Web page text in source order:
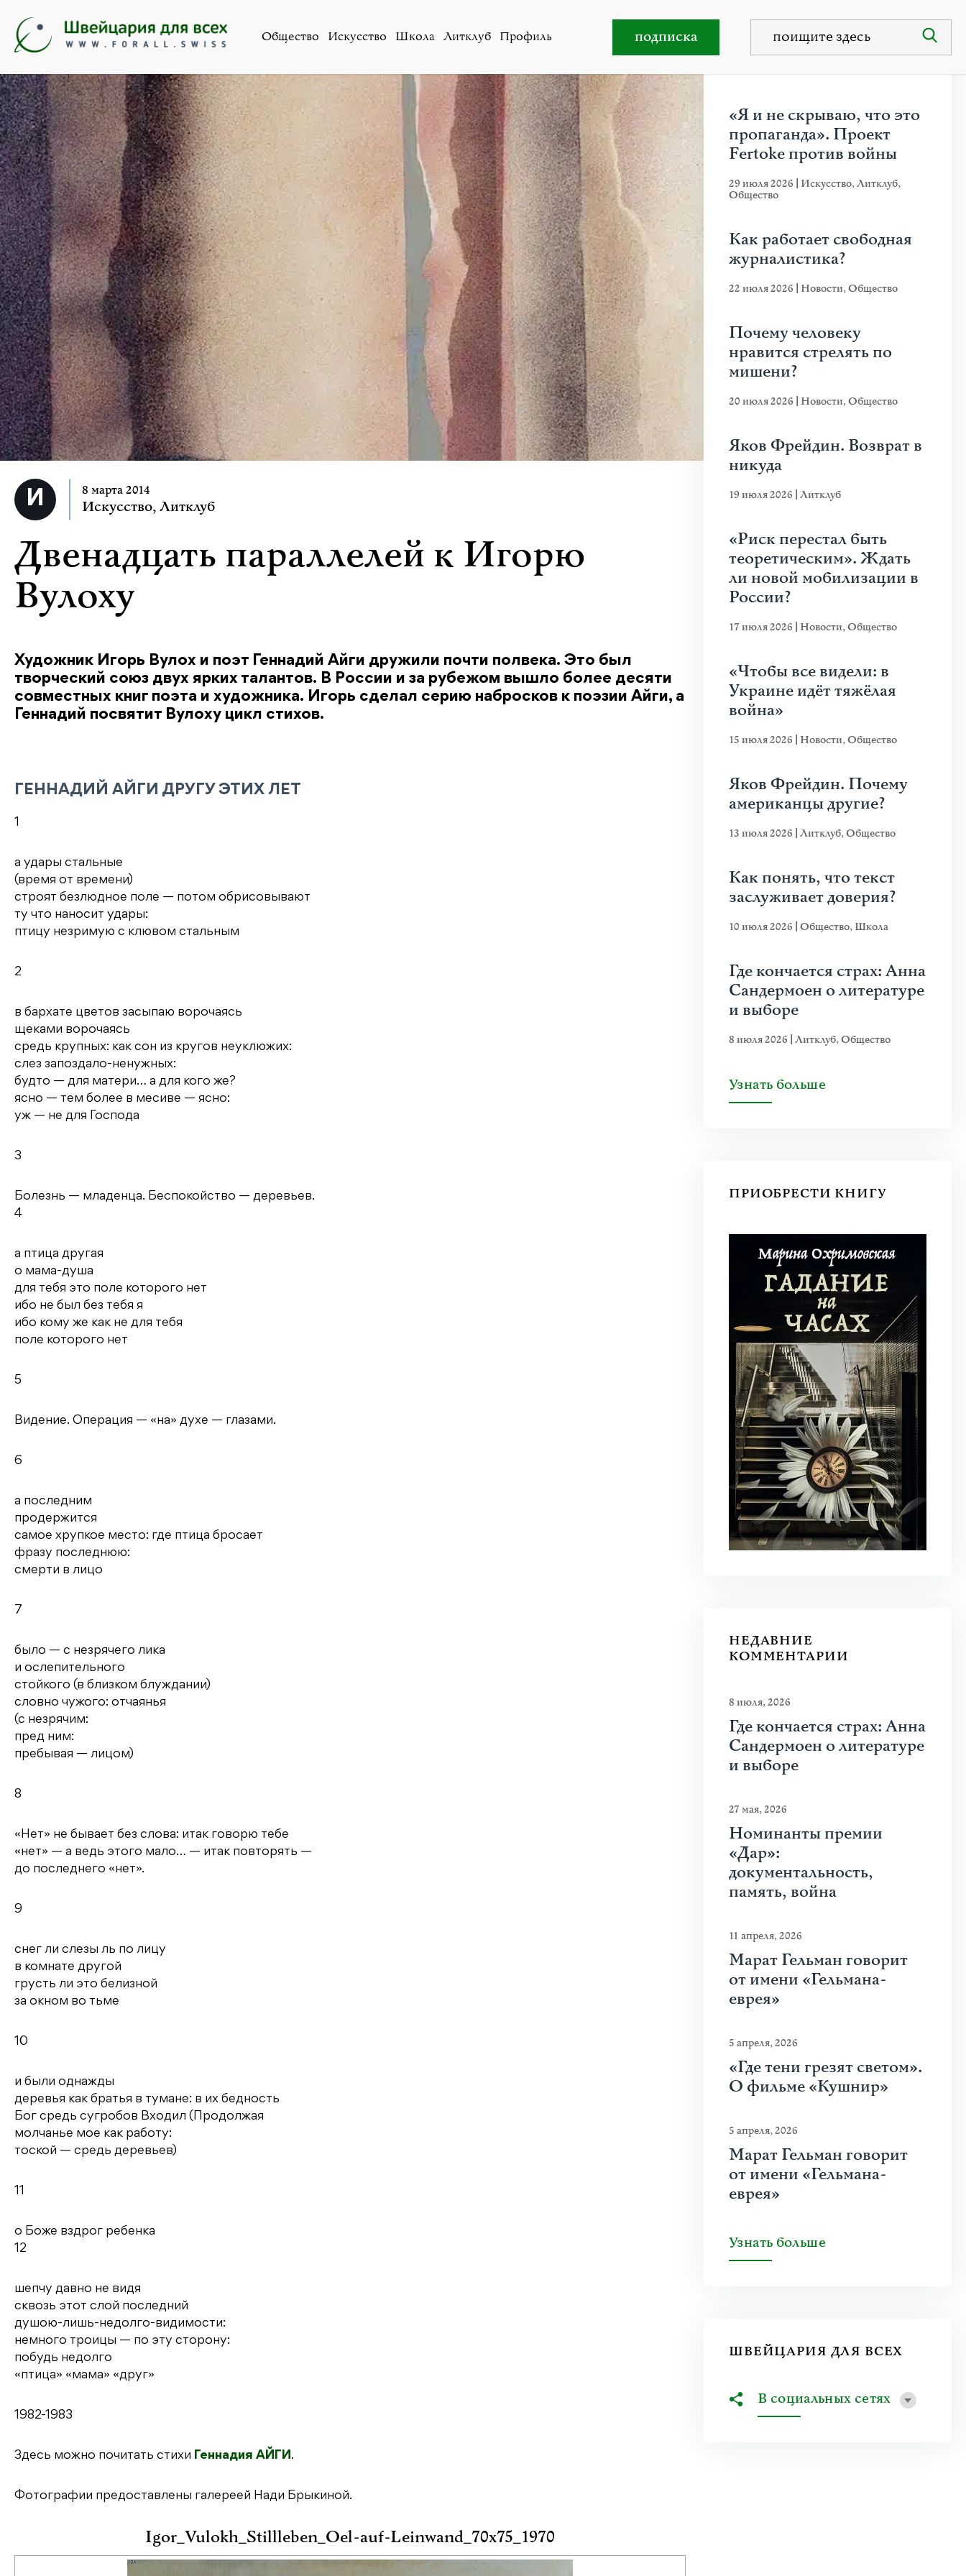
Общество Искусство Школа Литклуб Профиль подписка
Двенадцать параллелей к Игорю Вулоху
8 марта 2014
Искусство, Литклуб
Двенадцать параллелей к Игорю
Вулоху
Художник Игорь Вулох и поэт Геннадий Айги дружили почти полвека. Это был
творческий союз двух ярких талантов. В России и за рубежом вышло более десяти
совместных книг поэта и художника. Игорь сделал серию набросков к поэзии Айги, а
Геннадий посвятит Вулоху цикл стихов.
ГЕННАДИЙ АЙГИ ДРУГУ ЭТИХ ЛЕТ
а удары стальные
(время от времени)
строят безлюдное поле — потом обрисовывают
ту что наносит удары:
птицу незримую с клювом стальным
2
в бархате цветов засыпаю ворочаясь
щеками ворочаясь
средь крупных: как сон из кругов неуклюжих:
слез запоздало-ненужных:
будто — для матери… а для кого же?
ясно — тем более в месиве — ясно:
уж — не для Господа
3
Болезнь — младенца. Беспокойство — деревьев.
4
а птица другая
о мама-душа
для тебя это поле которого нет
ибо не был без тебя я
ибо кому же как не для тебя
поле которого нет
5
Видение. Операция — «на» духе — глазами.
6
а последним
продержится
самое хрупкое место: где птица бросает
фразу последнюю:
смерти в лицо
7
было — с незрячего лика
и ослепительного
стойкого (в близком блуждании)
словно чужого: отчаянья
(с незрячим:
пред ним:
пребывая — лицом)
8
«Нет» не бывает без слова: итак говорю тебе
«нет» — а ведь этого мало… — итак повторять —
до последнего «нет».
9
снег ли слезы ль по лицу
в комнате другой
грусть ли это белизной
за окном во тьме
10
и были однажды
деревья как братья в тумане: в их бедность
Бог средь сугробов Входил (Продолжая
молчанье мое как работу:
тоской — средь деревьев)
о Боже вздрог ребенка
12
шепчу давно не видя
сквозь этот слой последний
душою-лишь-недолго-видимости:
немного троицы — по эту сторону:
побудь недолго
«птица» «мама» «друг»
1982-1983
Здесь можно почитать стихи Геннадия АЙГИ .
Фотографии предоставлены галереей Нади Брыкиной.
Igor_Vulokh_Stillleben_Oel-auf-Leinwand_70x75_1970
«Я и не скрываю, что это
пропаганда». Проект
Fertoke против войны
29 июля 2026 Искусство,Литклуб,
Общество
Как работает свободная
журналистика?
22 июля 2026 Новости,Общество
Почему человеку
нравится стрелять по
мишени?
20 июля 2026 Новости,Общество
Яков Фрейдин. Возврат в
никуда
19 июля 2026 Литклуб
«Риск перестал быть
теоретическим». Ждать
ли новой мобилизации в
России?
17 июля 2026 Новости,Общество
«Чтобы все видели: в
Украине идёт тяжёлая
война»
15 июля 2026 Новости,Общество
Яков Фрейдин. Почему
американцы другие?
13 июля 2026 Литклуб,Общество
Как понять, что текст
заслуживает доверия?
10 июля 2026 Общество, Школа
Где кончается страх: Анна
Сандермоен о литературе
и выборе
8 июля 2026 Литклуб,Общество
Узнать больше
ПРИОБРЕСТИ КНИГУ
НЕДАВНИЕ
КОММЕНТАРИИ
8 июля, 2026
Где кончается страх: Анна
Сандермоен о литературе
и выборе
27 мая, 2026
Номинанты премии
«Дар»:
документальность,
память, война
11 апреля, 2026
Марат Гельман говорит
от имени «Гельмана-
еврея»
5 апреля, 2026
«Где тени грезят светом».
О фильме «Кушнир»
5 апреля, 2026
Марат Гельман говорит
от имени «Гельмана-
еврея»
Узнать больше
ШВЕЙЦАРИЯ ДЛЯ ВСЕХ
В социальных сетях